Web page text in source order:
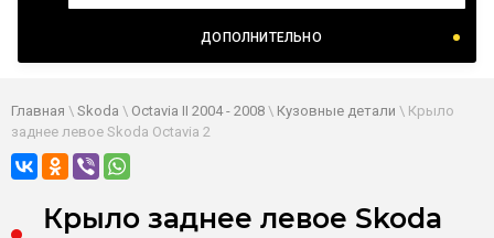
ДОПОЛНИТЕЛЬНО
Главная \ Skoda \ Оctavia II 2004 - 2008 \ Кузовные детали \ Крыло
заднее левое Skoda Оctavia 2
Крыло заднее левое Skoda